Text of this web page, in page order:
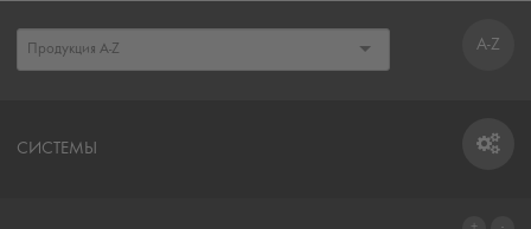
A-Z
СИСТЕМЫ